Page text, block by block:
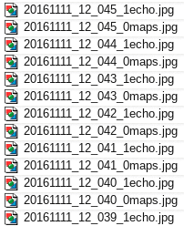
20161111_12_045_1echo.jpg
20161111_12_045_0maps.jpg
20161111_12_044_1echo.jpg
20161111_12_044_0maps.jpg
20161111_12_043_1echo.jpg
20161111_12_043_0maps.jpg
20161111_12_042_1echo.jpg
20161111_12_042_0maps.jpg
20161111_12_041_1echo.jpg
20161111_12_041_0maps.jpg
20161111_12_040_1echo.jpg
20161111_12_040_0maps.jpg
20161111_12_039_1echo.jpg